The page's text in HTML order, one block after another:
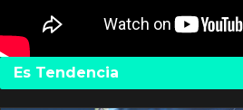
Es Tendencia